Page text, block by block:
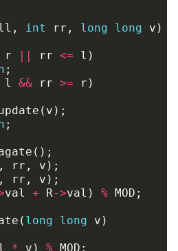
, int rr , long long v )
r || rr <= l )
;
l && rr >= r )
( v );
;
();
, rr , v );
, rr , v );
val + R->val ) % MOD ;
( long long v )
* v ) % MOD ;